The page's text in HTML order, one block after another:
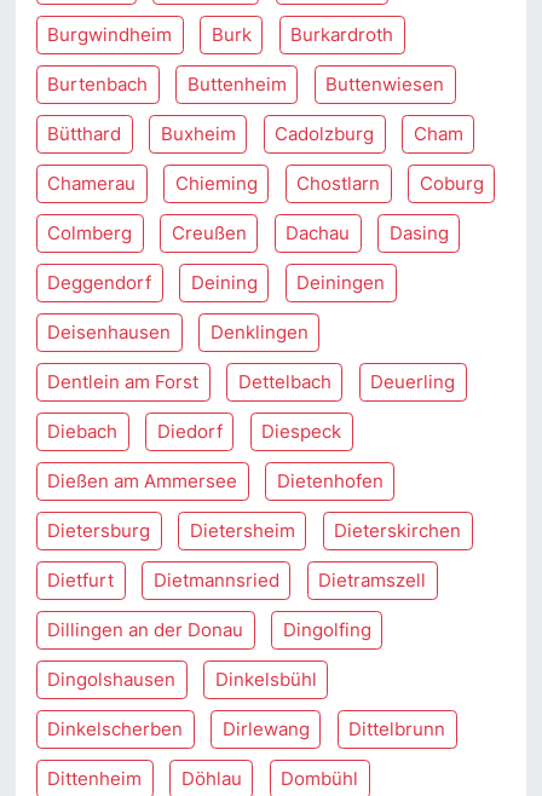
Burgwindheim Burk Burkardroth
Burtenbach Buttenheim Buttenwiesen
Bütthard Buxheim Cadolzburg Cham
Chamerau Chieming Chostlarn Coburg
Colmberg Creußen Dachau Dasing
Deggendorf Deining Deiningen
Deisenhausen Denklingen
Dentlein am Forst Dettelbach Deuerling
Diebach Diedorf Diespeck
Dießen am Ammersee Dietenhofen
Dietersburg Dietersheim Dieterskirchen
Dietfurt Dietmannsried Dietramszell
Dillingen an der Donau Dingolfing
Dingolshausen Dinkelsbühl
Dinkelscherben Dirlewang Dittelbrunn
Dittenheim Döhlau Dombühl